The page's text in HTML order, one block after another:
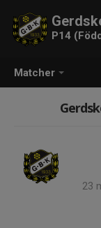
Matcher
P14
23